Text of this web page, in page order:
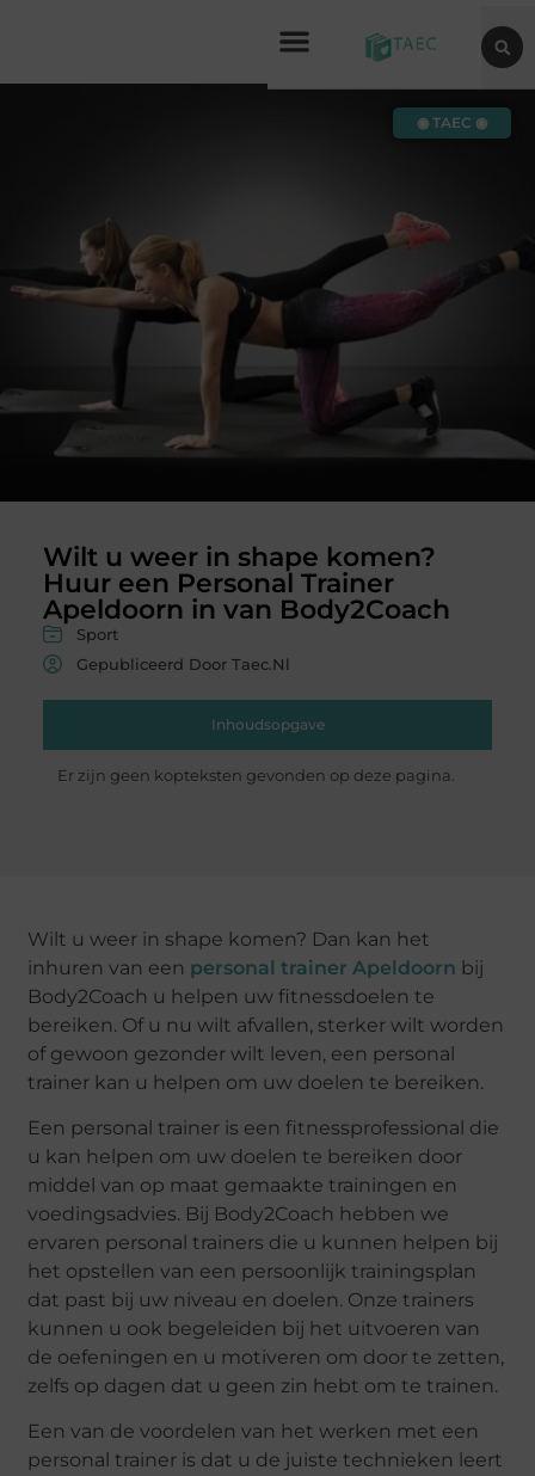
Wilt u weer in shape komen?
Huur een Personal Trainer
Apeldoorn in van Body2Coach
Sport
Gepubliceerd Door Taec.nl
Inhoudsopgave
Er zijn geen kopteksten gevonden op deze pagina.
◉ TAEC ◉
Wilt u weer in shape komen? Dan kan het
inhuren van een personal trainer Apeldoorn bij
Body2Coach u helpen uw fitnessdoelen te
bereiken. Of u nu wilt afvallen, sterker wilt worden
of gewoon gezonder wilt leven, een personal
trainer kan u helpen om uw doelen te bereiken.
Een personal trainer is een fitnessprofessional die
u kan helpen om uw doelen te bereiken door
middel van op maat gemaakte trainingen en
voedingsadvies. Bij Body2Coach hebben we
ervaren personal trainers die u kunnen helpen bij
het opstellen van een persoonlijk trainingsplan
dat past bij uw niveau en doelen. Onze trainers
kunnen u ook begeleiden bij het uitvoeren van
de oefeningen en u motiveren om door te zetten,
zelfs op dagen dat u geen zin hebt om te trainen.
Een van de voordelen van het werken met een
personal trainer is dat u de juiste technieken leert